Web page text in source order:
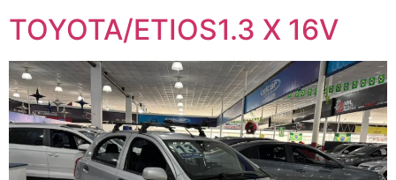
TOYOTA/ETIOS1.3 X 16V